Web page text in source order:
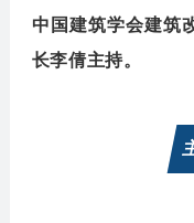
中国建筑学会建筑
长李倩主持。